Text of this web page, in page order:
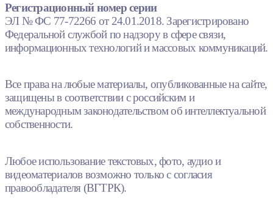
Регистрационный номер серии
ЭЛ № ФС 77-72266 от 24.01.2018. Зарегистрировано
Федеральной службой по надзору в сфере связи,
информационных технологий и массовых коммуникаций.
Все права на любые материалы, опубликованные на сайте,
защищены в соответствии с российским и
международным законодательством об интеллектуальной
собственности.
Любое использование текстовых, фото, аудио и
видеоматериалов возможно только с согласия
правообладателя (ВГТРК).